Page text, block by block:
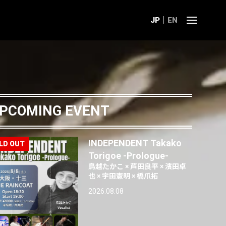
JP EN
EVENT
INDEPENDENT Takako
Torigoe -Prologue-
鳥越たかこ × 芦田良平 × 濱田卓
也 × 宇田憲明 × 橋爪拓
2026.08.08